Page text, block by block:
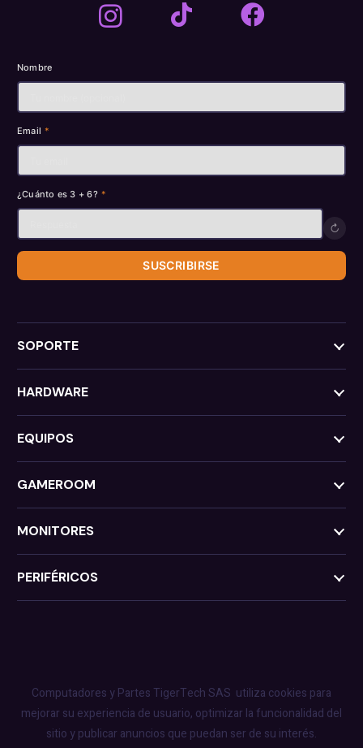
Nombre
Email *
¿Cuánto es 3 + 6? *
↻
SUSCRIBIRSE
SOPORTE
HARDWARE
EQUIPOS
GAMEROOM
MONITORES
PERIFÉRICOS
Computadores y Partes TigerTech SAS utiliza cookies para
mejorar su experiencia de usuario, optimizar la funcionalidad del
sitio y publicar anuncios que puedan ser de su interés.